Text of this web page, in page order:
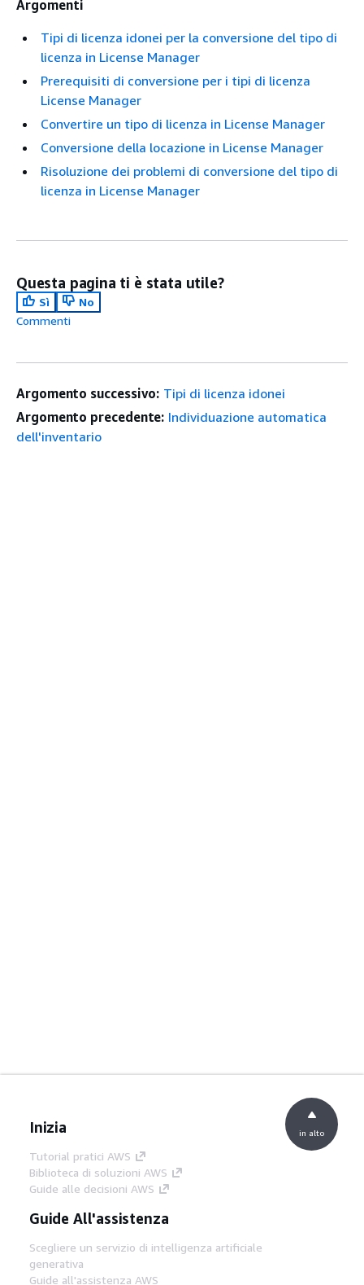
Argomenti
Tipi di licenza idonei per la conversione del tipo di
licenza in License Manager
Prerequisiti di conversione per i tipi di licenza
License Manager
Convertire un tipo di licenza in License Manager
Conversione della locazione in License Manager
Risoluzione dei problemi di conversione del tipo di
licenza in License Manager
Questa pagina ti è stata utile?
Sì
No
Commenti
Argomento successivo: Tipi di licenza idonei
Argomento precedente: Individuazione automatica
dell'inventario
Inizia
Tutorial pratici AWS
Biblioteca di soluzioni AWS
Guide alle decisioni AWS
Guide All'assistenza
Scegliere un servizio di intelligenza artificiale
generativa
Guide all'assistenza AWS
in alto